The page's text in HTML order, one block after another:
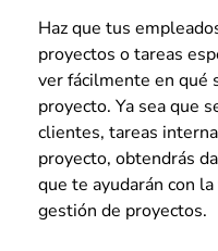
Haz que tus
proyectos o tareas
ver fácilmente en qué
proyecto. Ya sea que
clientes, tareas
proyecto, obtendrás
que te ayudarán con
gestión de proyectos.